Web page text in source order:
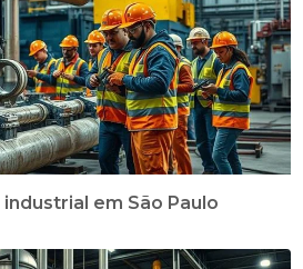
em São Paulo